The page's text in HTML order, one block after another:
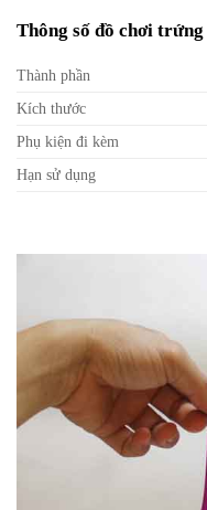
Thông số đồ chơi trứng
Thành phần
Kích thước
Phụ kiện đi kèm
Hạn sử dụng